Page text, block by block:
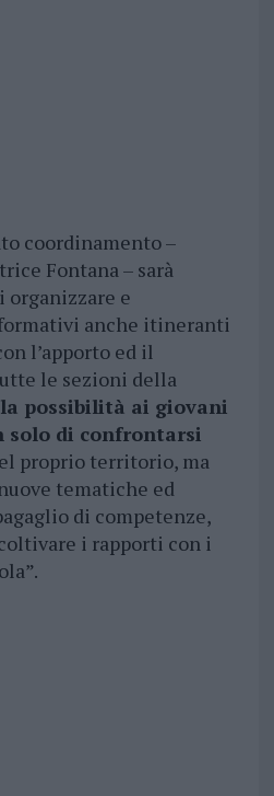
coordinamento –
Fontana – sarà
e
anche itineranti
l’apporto ed il
le sezioni della
possibilità ai giovani
solo di confrontarsi
proprio territorio, ma
tematiche ed
di competenze,
i rapporti con i